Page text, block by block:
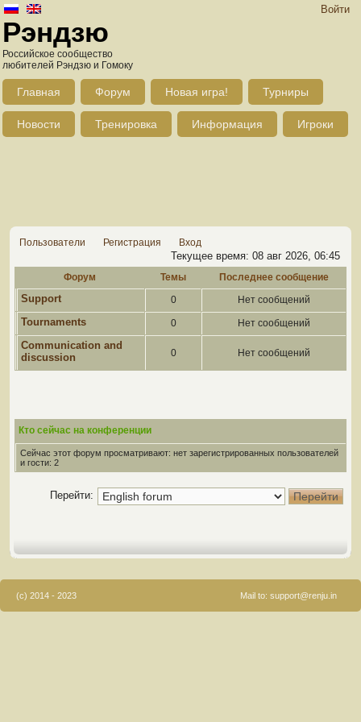
Войти
Рэндзю
Российское сообщество
любителей Рэндзю и Гомоку
Главная Форум Новая игра! Турниры
Новости Тренировка Информация Игроки
Пользователи Регистрация Вход
Текущее время: 08 авг 2026, 06:45
Форум Темы Последнее сообщение
Support 0 Нет сообщений
Tournaments 0 Нет сообщений
Communication and
discussion
0 Нет сообщений
Кто сейчас на конференции
Сейчас этот форум просматривают: нет зарегистрированных пользователей
и гости: 2
Перейти:
(c) 2014 - 2023 Mail to: support@renju.in